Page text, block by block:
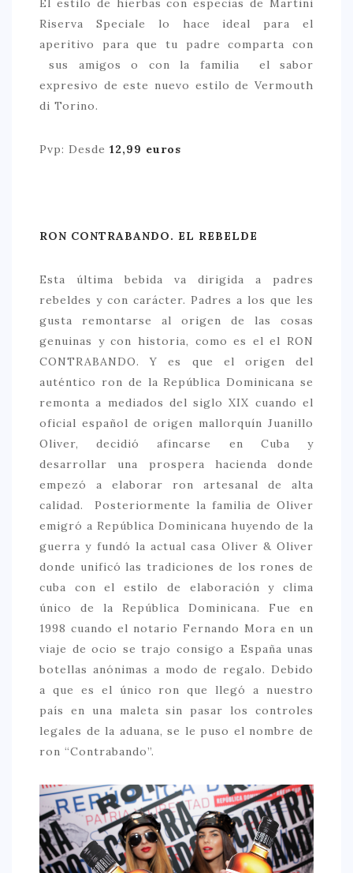
El estilo de hierbas con especias de Martini
Riserva Speciale lo hace ideal para el
aperitivo para que tu padre comparta con
sus amigos o con la familia el sabor
expresivo de este nuevo estilo de Vermouth
di Torino.
Pvp: Desde 12,99 euros
RON CONTRABANDO. EL REBELDE
Esta última bebida va dirigida a padres
rebeldes y con carácter. Padres a los que les
gusta remontarse al origen de las cosas
genuinas y con historia, como es el el RON
CONTRABANDO. Y es que el origen del
auténtico ron de la República Dominicana se
remonta a mediados del siglo XIX cuando el
oficial español de origen mallorquín Juanillo
Oliver, decidió afincarse en Cuba y
desarrollar una prospera hacienda donde
empezó a elaborar ron artesanal de alta
calidad. Posteriormente la familia de Oliver
emigró a República Dominicana huyendo de la
guerra y fundó la actual casa Oliver & Oliver
donde unificó las tradiciones de los rones de
cuba con el estilo de elaboración y clima
único de la República Dominicana. Fue en
1998 cuando el notario Fernando Mora en un
viaje de ocio se trajo consigo a España unas
botellas anónimas a modo de regalo. Debido
a que es el único ron que llegó a nuestro
país en una maleta sin pasar los controles
legales de la aduana, se le puso el nombre de
ron “Contrabando”.